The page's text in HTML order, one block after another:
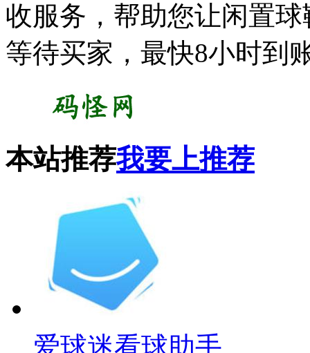
收服务，帮助您让闲置
等待买家，最快8小时到
本站推荐我要上推荐
爱球迷看球助手